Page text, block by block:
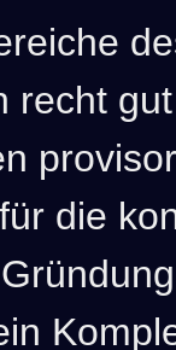
recht
die